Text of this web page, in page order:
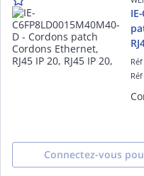
Connectez-vous